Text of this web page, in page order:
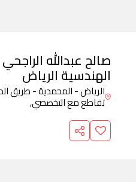
صالح عبدالله
الهندسية الرياض
الرياض - المحمدية - طريق
تقاطع مع التخصصي,